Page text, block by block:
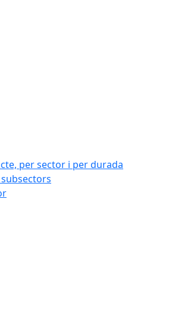
per sector i per durada